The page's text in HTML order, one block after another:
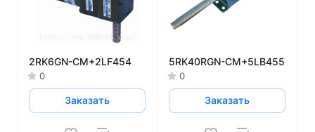
2RK6GN-CM+2LF454
0
Заказать
5RK40RGN-CM+5LB455
0
Заказать